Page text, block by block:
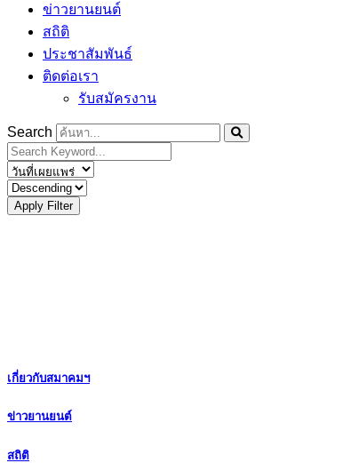
ข่าวยานยนต์
สถิติ
ประชาสัมพันธ์
ติดต่อเรา
รับสมัครงาน
Search
Apply Filter
เกี่ยวกับสมาคมฯ
ข่าวยานยนต์
สถิติ